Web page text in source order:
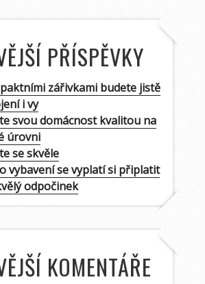
PŘÍSPĚVKY
zářivkami budete jistě
i vy
svou domácnost kvalitou na
úrovni
se skvěle
vybavení se vyplatí si připlatit
odpočinek
KOMENTÁŘE